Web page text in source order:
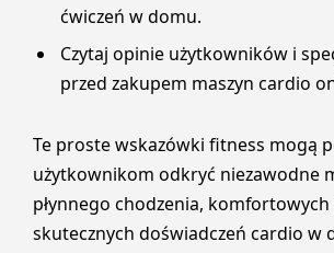
ćwiczeń w domu.
Czytaj opinie użytkowników i
przed zakupem maszyn cardio
Te proste wskazówki fitness mogą
użytkownikom odkryć niezawodne
płynnego chodzenia,
skutecznych doświadczeń cardio w